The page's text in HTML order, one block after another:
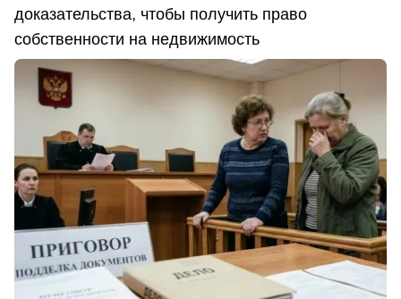
доказательства, чтобы получить право
собственности на недвижимость